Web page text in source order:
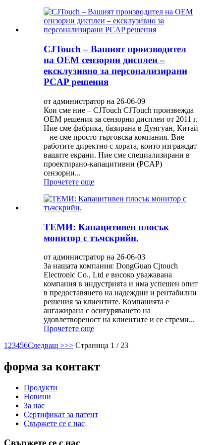
CJTouch – Вашият производител
на OEM сензорни дисплеи –
ексклузивно за персонализирани
PCAP решения
от администратор на 26-06-09
Кои сме ние – CJTouch CJTouch произвежда
OEM решения за сензорни дисплеи от 2011 г.
Ние сме фабрика, базирана в Дунгуан, Китай
– не сме просто търговска компания. Вие
работите директно с хората, които изграждат
вашите екрани. Ние сме специализирани в
проектирано-капацитивни (PCAP)
сензорни...
Прочетете още
ТЕМИ: Капацитивен плосък
монитор с тъчскрийн.
от администратор на 26-06-03
За нашата компания: DongGuan Cjtouch
Electronic Co., Ltd е високо уважавана
компания в индустрията и има успешен опит
в предоставянето на надеждни и рентабилни
решения за клиентите. Компанията е
ангажирана с осигуряването на
удовлетвореност на клиентите и се стреми...
Прочетете още
1 23456Следващ >>> Страница 1 / 23
форма за контакт
Продукти
Новини
За нас
Сертификат за патент
Свържете се с нас
Свържете се с нас